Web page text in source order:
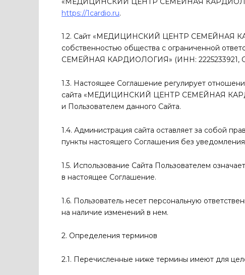
https://1cardio.ru.
1.2. Сайт «МЕДИЦИНСКИЙ ЦЕНТР СЕМЕЙНАЯ
собственностью общества с ограниченной
СЕМЕЙНАЯ КАРДИОЛОГИЯ» (ИНН: 2225233921,
1.3. Настоящее Соглашение регулирует
сайта «МЕДИЦИНСКИЙ ЦЕНТР СЕМЕЙНАЯ
и Пользователем данного Сайта.
1.4. Администрация сайта оставляет за собой
пункты настоящего Соглашения без
1.5. Использование Сайта Пользователем
в настоящее Соглашение.
1.6. Пользователь несет персональную
на наличие изменений в нем.
2. Определения терминов
2.1. Перечисленные ниже термины имеют для